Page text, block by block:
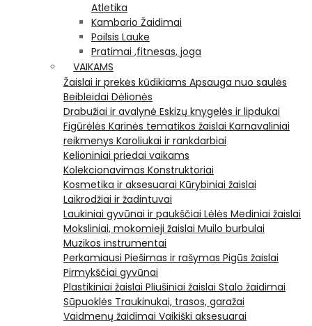
Atletika
Kambario Žaidimai
Poilsis Lauke
Pratimai ,fitnesas, joga
VAIKAMS
Žaislai ir prekės kūdikiams Apsauga nuo saulės
Beibleidai Dėlionės
Drabužiai ir avalynė Eskizų knygelės ir lipdukai
Figūrėlės Karinės tematikos žaislai Karnavaliniai
reikmenys Karoliukai ir rankdarbiai
Kelioniniai priedai vaikams
Kolekcionavimas Konstruktoriai
Kosmetika ir aksesuarai Kūrybiniai žaislai
Laikrodžiai ir žadintuvai
Laukiniai gyvūnai ir paukščiai Lėlės Mediniai žaislai
Moksliniai, mokomieji žaislai Muilo burbulai
Muzikos instrumentai
Perkamiausi Piešimas ir rašymas Pigūs žaislai
Pirmykščiai gyvūnai
Plastikiniai žaislai Pliušiniai žaislai Stalo žaidimai
Sūpuoklės Traukinukai, trasos, garažai
Vaidmenų žaidimai Vaikiški aksesuarai